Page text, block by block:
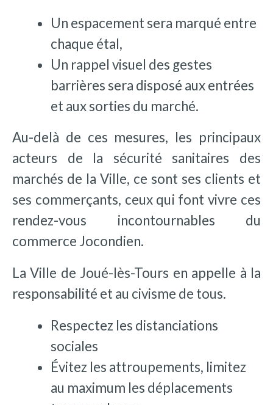
Un espacement sera marqué entre
chaque étal,
Un rappel visuel des gestes
barrières sera disposé aux entrées
et aux sorties du marché.
Au-delà de ces mesures, les principaux
acteurs de la sécurité sanitaires des
marchés de la Ville, ce sont ses clients et
ses commerçants, ceux qui font vivre ces
rendez-vous incontournables du
commerce Jocondien.
La Ville de Joué-lès-Tours en appelle à la
responsabilité et au civisme de tous.
Respectez les distanciations
sociales
Évitez les attroupements, limitez
au maximum les déplacements